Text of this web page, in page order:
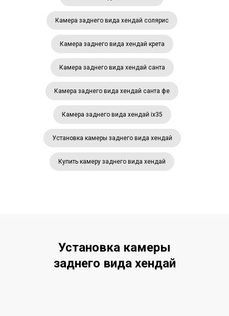
Камера заднего вида хендай солярис
Камера заднего вида хендай крета
Камера заднего вида хендай санта
Камера заднего вида хендай санта фе
Камера заднего вида хендай ix35
Установка камеры заднего вида хендай
Купить камеру заднего вида хендай
Установка камеры
заднего вида хендай